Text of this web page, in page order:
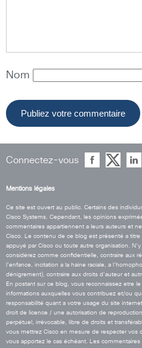
Nom
Connectez-vous
Mentions légales
Ce site est ouvert au public. Certains des
Cisco Systems. Cependant, les opinions
commentaires appartiennent a leurs auteurs et
Cisco. Le contenu de ce blog est présenté a
appuyé par Cisco ou toute autre organisation.
considérez comme confidentielle, contraire aux
l’enfance, incitation a la haine raciale, a
dénigrement), contraire aux droits d’auteur et
En postant sur ce blog, vous reconnaissez etre
informations auxquelles vous contribuez et/ou
responsabilité quant a votre usage du site
droit de licence / une autorisation de
perpétuel, irrévocable, libre de droits et
vous mettrez Cisco en mesure de respecter vos
vous apportez le cas échéant. Les